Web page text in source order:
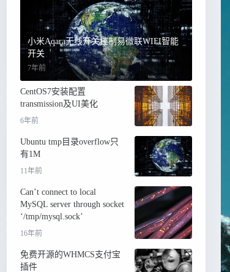
小米Aqara无线开关控制易微联WIFI智能
开关
7年前
CentOS7安装配置
transmission及UI美化
6年前
Ubuntu tmp目录overflow只
有1M
11年前
Can’t connect to local
MySQL server through socket
‘/tmp/mysql.sock’
16年前
免费开源的WHMCS支付宝
插件